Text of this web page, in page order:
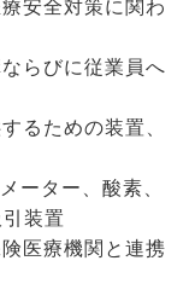
安全対策に関わ
らびに従業員へ
るための装置、
ーター、酸素、
装置
医療機関と連携